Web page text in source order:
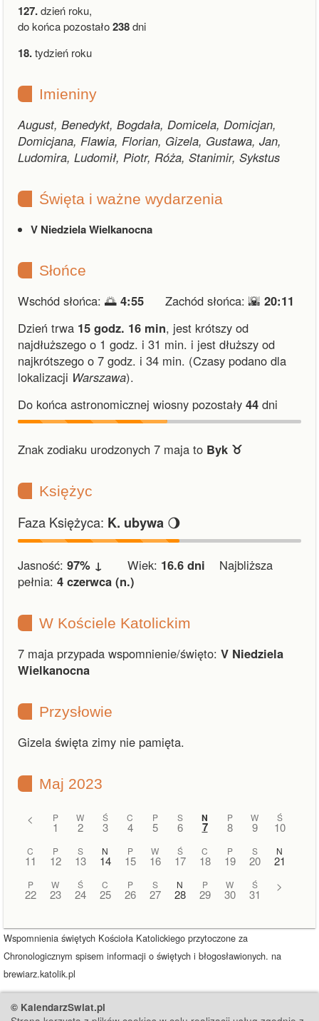
127.dzień roku,
do końca pozostało238dni
18.tydzień roku
Imieniny
August, Benedykt, Bogdała, Domicela, Domicjan,
Domicjana, Flawia, Florian, Gizela, Gustawa, Jan,
Ludomira, Ludomił, Piotr, Róża, Stanimir, Sykstus
Święta i ważne wydarzenia
V Niedziela Wielkanocna
Słońce
Wschód słońca: 🌅 4:55 Zachód słońca: 🌇 20:11
Dzień trwa 15 godz. 16 min, jest krótszy od
najdłuższego o 1 godz. i 31 min. i jest dłuższy od
najkrótszego o 7 godz. i 34 min. (Czasy podano dla
lokalizacji Warszawa).
Do końca astronomicznej wiosny pozostały 44 dni
Znak zodiaku urodzonych 7 maja to Byk ♉︎
Księżyc
Faza Księżyca: K. ubywa 🌖
Jasność: 97% ↓ Wiek: 16.6 dni Najbliższa
pełnia: 4 czerwca (n.)
W Kościele Katolickim
7 maja przypada wspomnienie/święto: V Niedziela
Wielkanocna
Przysłowie
Gizela święta zimy nie pamięta.
Maj 2023
< P
1
W
2
Ś
3
C
4
P
5
S
6
N
7
P
8
W
9
Ś
10
C
11
P
12
S
13
N
14
P
15
W
16
Ś
17
C
18
P
19
S
20
N
21
P
22
W
23
Ś
24
C
25
P
26
S
27
N
28
P
29
W
30
Ś
31
>
Wspomnienia świętych Kościoła Katolickiego przytoczone za
Chronologicznym spisem informacji o świętych i błogosławionych. na
brewiarz.katolik.pl
© KalendarzSwiat.pl